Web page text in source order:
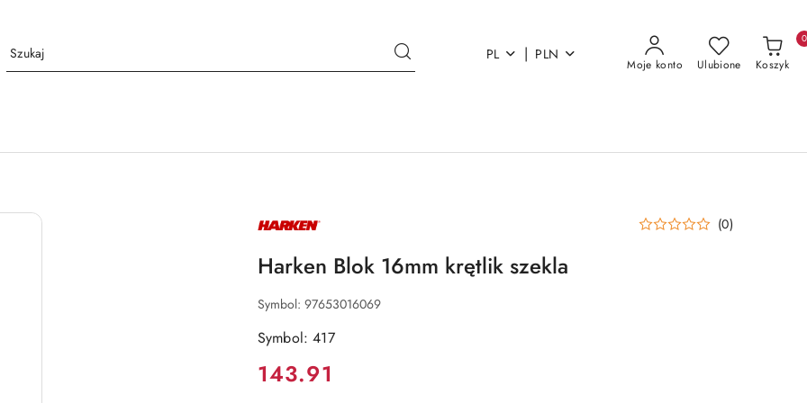
PL | PLN
Moje konto Ulubione Koszyk
0
NAZWA
PRODUCENTA: (0)
Harken Blok 16mm krętlik szekla
Symbol: 97653016069
Symbol: 417
Cena:
143.91